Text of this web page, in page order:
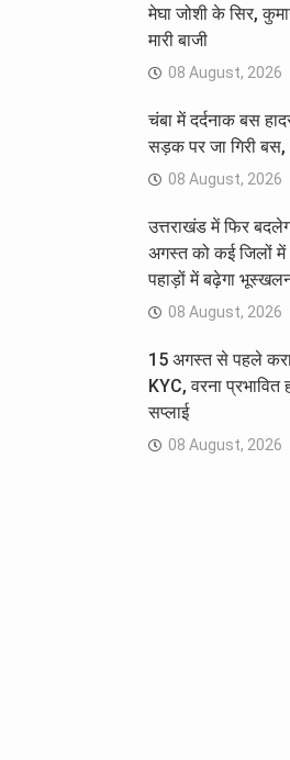
मेघा जोशी के सिर,
मारी बाजी
08 August, 2026
चंबा में दर्दनाक बस
सड़क पर जा गिरी
08 August, 2026
उत्तराखंड में फिर
अगस्त को कई जिलों में
पहाड़ों में बढ़ेगा
08 August, 2026
15 अगस्त से पहले
KYC, वरना
सप्लाई
08 August, 2026